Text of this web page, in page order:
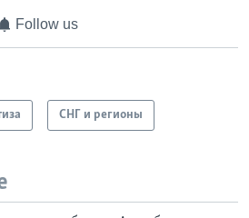
Follow us
СНГ и регионы